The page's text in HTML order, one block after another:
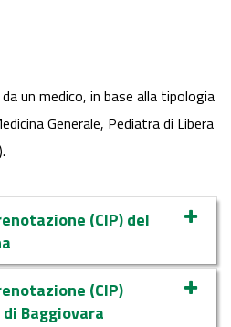
un medico, in base alla tipologia
Generale, Pediatra di Libera
(CIP) del
(CIP)
Baggiovara